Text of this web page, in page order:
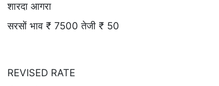
शारदा आगरा
सरसों भाव ₹ 7500 तेजी ₹ 50
REVISED RATE